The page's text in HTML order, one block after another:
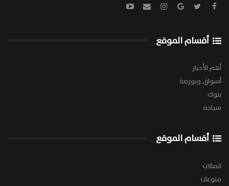
أقسام الموقع
أهم الأخبار
أسواق وبورصة
بنوك
سياحة
أقسام الموقع
اتصالات
منوعات